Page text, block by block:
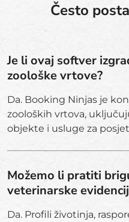
Često
Je li ovaj softver
zoološke vrtove?
Da. Booking Ninjas je
zooloških vrtova,
objekte i usluge za
Možemo li pratiti
veterinarske
Da. Profili životinja,